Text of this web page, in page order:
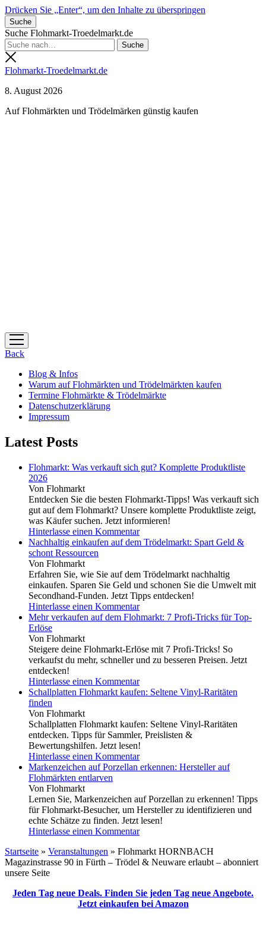
Drücken Sie „Enter“, um den Inhalte zu überspringen
Suche
Suche Flohmarkt-Troedelmarkt.de
Flohmarkt-Troedelmarkt.de
8. August 2026
Auf Flohmärkten und Trödelmärken günstig kaufen
Menü
öffnen
Back
Blog & Infos
Warum auf Flohmärkten und Trödelmärkten kaufen
Termine Flohmärkte & Trödelmärkte
Datenschutzerklärung
Impressum
Latest Posts
Flohmarkt: Was verkauft sich gut? Komplette Produktliste
2026
Von Flohmarkt
Entdecken Sie die besten Flohmarkt-Tipps! Was verkauft sich
gut auf dem Flohmarkt? Unsere komplette Produktliste zeigt,
was Käufer suchen. Jetzt informieren!
Hinterlasse einen Kommentar
Nachhaltig einkaufen auf dem Trödelmarkt: Spart Geld &
schont Ressourcen
Von Flohmarkt
Erfahren Sie, wie Sie auf dem Trödelmarkt nachhaltig
einkaufen. Sparen Sie Geld und schonen Sie die Umwelt mit
Secondhand-Funden. Jetzt Tipps entdecken!
Hinterlasse einen Kommentar
Mehr verkaufen auf dem Flohmarkt: 7 Profi-Tricks für Top-
Erlöse
Von Flohmarkt
Steigere deine Flohmarkt-Erlöse mit 7 Profi-Tricks! So
verkaufst du mehr, schneller und zu besseren Preisen. Jetzt
entdecken!
Hinterlasse einen Kommentar
Schallplatten Flohmarkt kaufen: Seltene Vinyl-Raritäten
finden
Von Flohmarkt
Schallplatten Flohmarkt kaufen: Seltene Vinyl-Raritäten
entdecken. Tipps für Sammler, Preislisten &
Bewertungshilfen. Jetzt lesen!
Hinterlasse einen Kommentar
Markenzeichen auf Porzellan erkennen: Hersteller auf
Flohmärkten entlarven
Von Flohmarkt
Lernen Sie, Markenzeichen auf Porzellan zu erkennen! Tipps
für Flohmarkt-Besucher, um Hersteller zu identifizieren und
echte Schätze zu finden. Jetzt lesen!
Hinterlasse einen Kommentar
Startseite » Veranstaltungen » Flohmarkt HORNBACH
Magazinstrasse 90 in Fürth – Trödel & Neuware erlaubt – abonniert
unsere Seite
Jeden Tag neue Deals. Finden Sie jeden Tag neue Angebote.
Jetzt einkaufen bei Amazon